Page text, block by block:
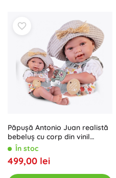
Păpușă Antonio Juan realistă
bebeluș cu corp din vinil
complet 42 cm
În stoc
499,00 lei